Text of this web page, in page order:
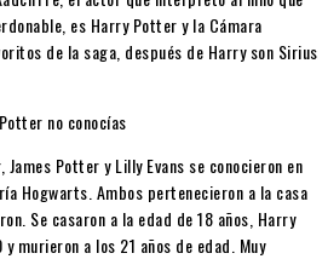
es Harry Potter y la Cámara
de la saga, después de Harry son Sirius
Potter y Lilly Evans se conocieron en
Hogwarts. Ambos pertenecieron a la casa
Se casaron a la edad de 18 años, Harry
murieron a los 21 años de edad. Muy